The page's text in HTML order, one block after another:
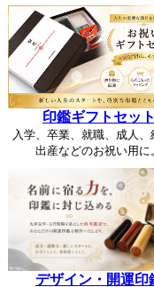
印鑑ギフトセット
入学、卒業、就職、成人、
出産などのお祝い用に
デザイン・開運印